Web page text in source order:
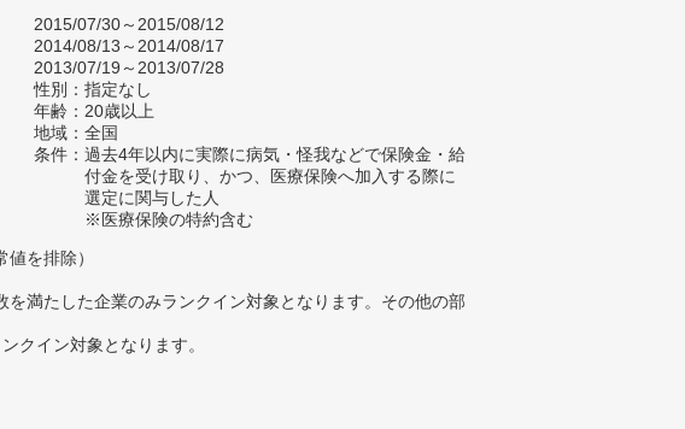
2015/07/30～2015/08/12
2014/08/13～2014/08/17
2013/07/19～2013/07/28
性別：指定なし
年齢：20歳以上
地域：全国
条件：過去4年以内に実際に病気・怪我などで保険金・給
付金を受け取り、かつ、医療保険へ加入する際に
選定に関与した人
※医療保険の特約含む
を排除）
満たした企業のみランクイン対象となります。その他の部
クイン対象となります。